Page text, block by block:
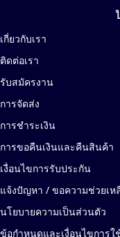
เกี่ยวกับเรา
ติดต่อเรา
รับสมัครงาน
การจัดส่ง
การชำระเงิน
การขอคืนเงินและคืนสินค้า
เงื่อนไขการรับประกัน
แจ้งปัญหา / ขอความช่วยเห
นโยบายความเป็นส่วนตัว
ข้อกำหนดและเงื่อนไขการใ